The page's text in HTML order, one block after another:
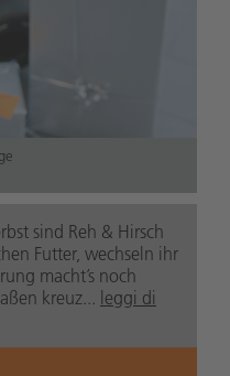
sind Reh & Hirsch
Futter, wechseln ihr
macht’s noch
kreuz... leggi di